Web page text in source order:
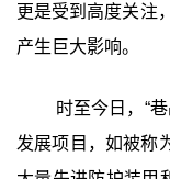
更是受到高度关注
产生巨大影响。
时至今日，“
发展项目，如被称